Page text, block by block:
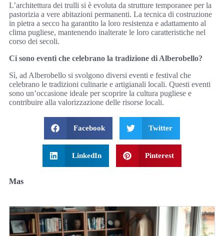
L’architettura dei trulli si è evoluta da strutture temporanee per la
pastorizia a vere abitazioni permanenti. La tecnica di costruzione
in pietra a secco ha garantito la loro resistenza e adattamento al
clima pugliese, mantenendo inalterate le loro caratteristiche nel
corso dei secoli.
Ci sono eventi che celebrano la tradizione di Alberobello?
Sì, ad Alberobello si svolgono diversi eventi e festival che
celebrano le tradizioni culinarie e artigianali locali. Questi eventi
sono un’occasione ideale per scoprire la cultura pugliese e
contribuire alla valorizzazione delle risorse locali.
Facebook Twitter
LinkedIn Pinterest
Mas